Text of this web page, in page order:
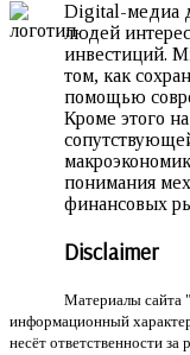
Digital-медиа
людей
инвестиций.
том, как
помощью
Кроме этого
понимания
финансовых
Disclaimer
Материалы сайта
информационный
несёт ответственности